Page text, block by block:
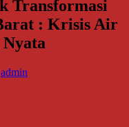
Transformasi
: Krisis Air
admin